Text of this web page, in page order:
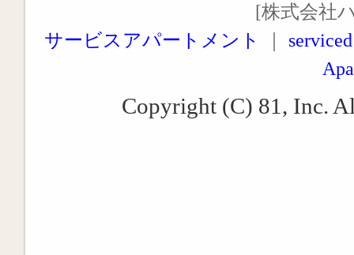
[株式会社
サービスアパートメント
Copyright (C) 81, Inc.